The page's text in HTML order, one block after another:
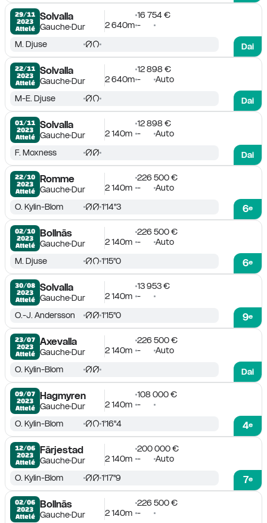
29/11
2023
Attelé
Solvalla
GaucheDur
16 754 €
2 640m -
Dai
M. Djuse
22/11
2023
Attelé
Solvalla
GaucheDur
12 898 €
2 640m -
Auto
Dai
M-E. Djuse
01/11
2023
Attelé
Solvalla
GaucheDur
12 898 €
2 140m -
Auto
Dai
F. Moxness
22/10
2023
Attelé
Romme
GaucheDur
226 500 €
2 140m - Auto
6e
O. Kylin-Blom 1'14''3
02/10
2023
Attelé
Bollnäs
GaucheDur
226 500 €
2 140m - Auto
6e
M. Djuse 1'15''0
30/08
2023
Attelé
Solvalla
GaucheDur
13 953 €
2 140m -
9e
O.-J. Andersson 1'15''0
23/07
2023
Attelé
Axevalla
GaucheDur
226 500 €
2 140m -
Auto
Dai
O. Kylin-Blom
09/07
2023
Attelé
Hagmyren
GaucheDur
108 000 €
2 140m -
4e
O. Kylin-Blom 1'16''4
12/06
2023
Attelé
Färjestad
GaucheDur
200 000 €
2 140m - Auto
7e
O. Kylin-Blom 1'17''9
02/06
2023
Attelé
Bollnäs
GaucheDur
226 500 €
2 140m -